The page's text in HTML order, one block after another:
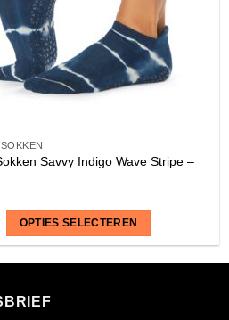
Savvy Indigo Wave Stripe –
OPTIES SELECTEREN